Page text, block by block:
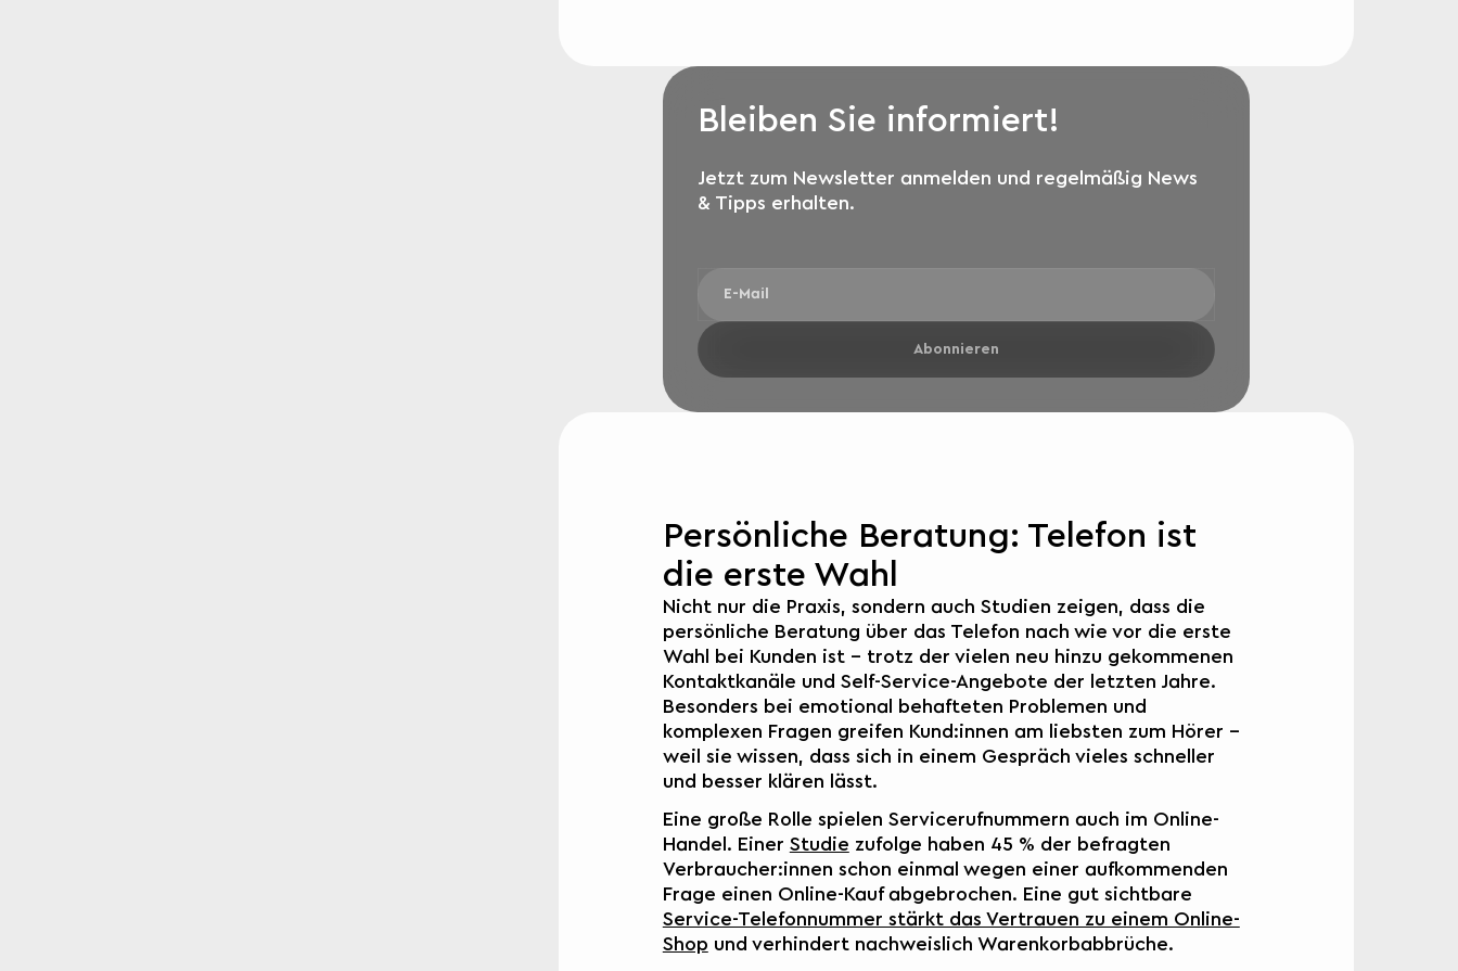
Bleiben Sie informiert!
Jetzt zum Newsletter anmelden und regelmäßig News
& Tipps erhalten.
Abonnieren
Persönliche Beratung: Telefon ist
die erste Wahl
Nicht nur die Praxis, sondern auch Studien zeigen, dass die
persönliche Beratung über das Telefon nach wie vor die erste
Wahl bei Kunden ist – trotz der vielen neu hinzu gekommenen
Kontaktkanäle und Self-Service-Angebote der letzten Jahre.
Besonders bei emotional behafteten Problemen und
komplexen Fragen greifen Kund:innen am liebsten zum Hörer –
weil sie wissen, dass sich in einem Gespräch vieles schneller
und besser klären lässt.
Eine große Rolle spielen Servicerufnummern auch im Online-
Handel. Einer Studie zufolge haben 45 % der befragten
Verbraucher:innen schon einmal wegen einer aufkommenden
Frage einen Online-Kauf abgebrochen. Eine gut sichtbare
Service-Telefonnummer stärkt das Vertrauen zu einem Online-
Shop und verhindert nachweislich Warenkorbabbrüche.